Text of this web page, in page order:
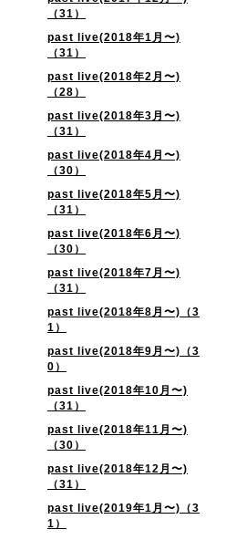
（31）
past live(2018年1月〜)
（31）
past live(2018年2月〜)
（28）
past live(2018年3月〜)
（31）
past live(2018年4月〜)
（30）
past live(2018年5月〜)
（31）
past live(2018年6月〜)
（30）
past live(2018年7月〜)
（31）
past live(2018年8月〜)（3
1）
past live(2018年9月〜)（3
0）
past live(2018年10月〜)
（31）
past live(2018年11月〜)
（30）
past live(2018年12月〜)
（31）
past live(2019年1月〜)（3
1）